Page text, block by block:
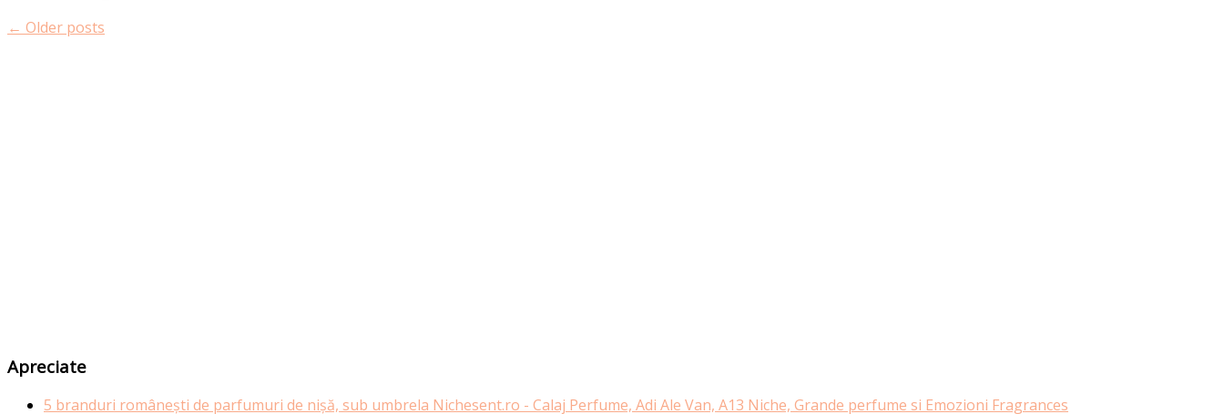
← Older posts
Apreciate
5 branduri românești de parfumuri de nișă, sub umbrela Nichesent.ro - Calaj Perfume, Adi Ale Van, A13 Niche, Grande perfume si Emozioni Fragrances